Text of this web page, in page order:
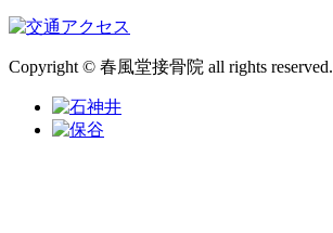
Copyright © 春風堂接骨院 all rights reserved.